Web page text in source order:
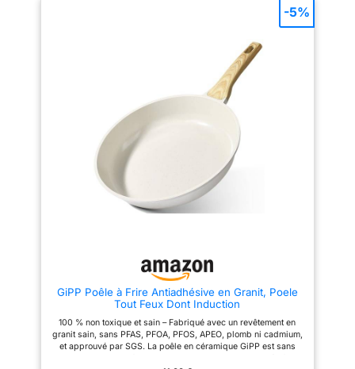
confortable à saisir et reste
froide pendant la cuisson.
Compatible Induction – Convient
à tous types de plaques de
cuisson, y compris gaz,
électrique et induction. Le noyau
en aluminium assure une
distribution rapide et uniforme
de la chaleur. Facilité de
résistant aux rayures conserve
sa surface antiadhésive même
après de nombreux passages
au lave-vaisselle.
REVETEMENT TESTE ET SUR :
revêtement antiadhésif sûr, sans
PFOA, sans plomb, sans
cadmium INDICATEUR DE
CHALEUR : zone Thermo-Spot
innovante qui devient rouge
lorsque la poêle atteint la
température idéale pour une
saisie parfaite POIGNEE QUI
qui reste froide au toucher lors
de la cuisson BASE SOUDÉE
HAUTE RESISTANCE : poêle
conçue pour résister à une
cuisson intensive
COMPATIBILITE : tous feux dont
induction ECO-RESPONSABLE :
GiPP Poêle à Frire Antiadhésive en Granit, Poele
Tout Feux Dont Induction
100 % non toxique et sain – Fabriqué avec un revêtement en
granit sain, sans PFAS, PFOA, PFOS, APEO, plomb ni cadmium,
et approuvé par SGS. La poêle en céramique GiPP est sans
-5%